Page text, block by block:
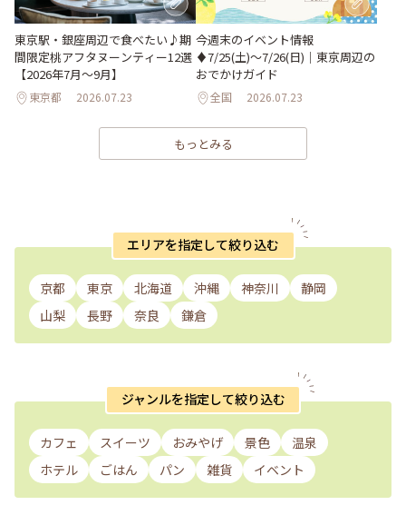
東京駅・銀座周辺で食べたい♪期
間限定桃アフタヌーンティー12選
【2026年7月～9月】
東京都 2026.07.23
今週末のイベント情報
♦︎7/25(土)〜7/26(日)｜東京周辺の
おでかけガイド
全国 2026.07.23
もっとみる
エリアを指定して絞り込む
京都 東京 北海道 沖縄 神奈川
静岡
山梨
長野 奈良 鎌倉
ジャンルを指定して絞り込む
カフェ スイーツ おみやげ 景色
温泉
ホテル
ごはん パン 雑貨 イベント